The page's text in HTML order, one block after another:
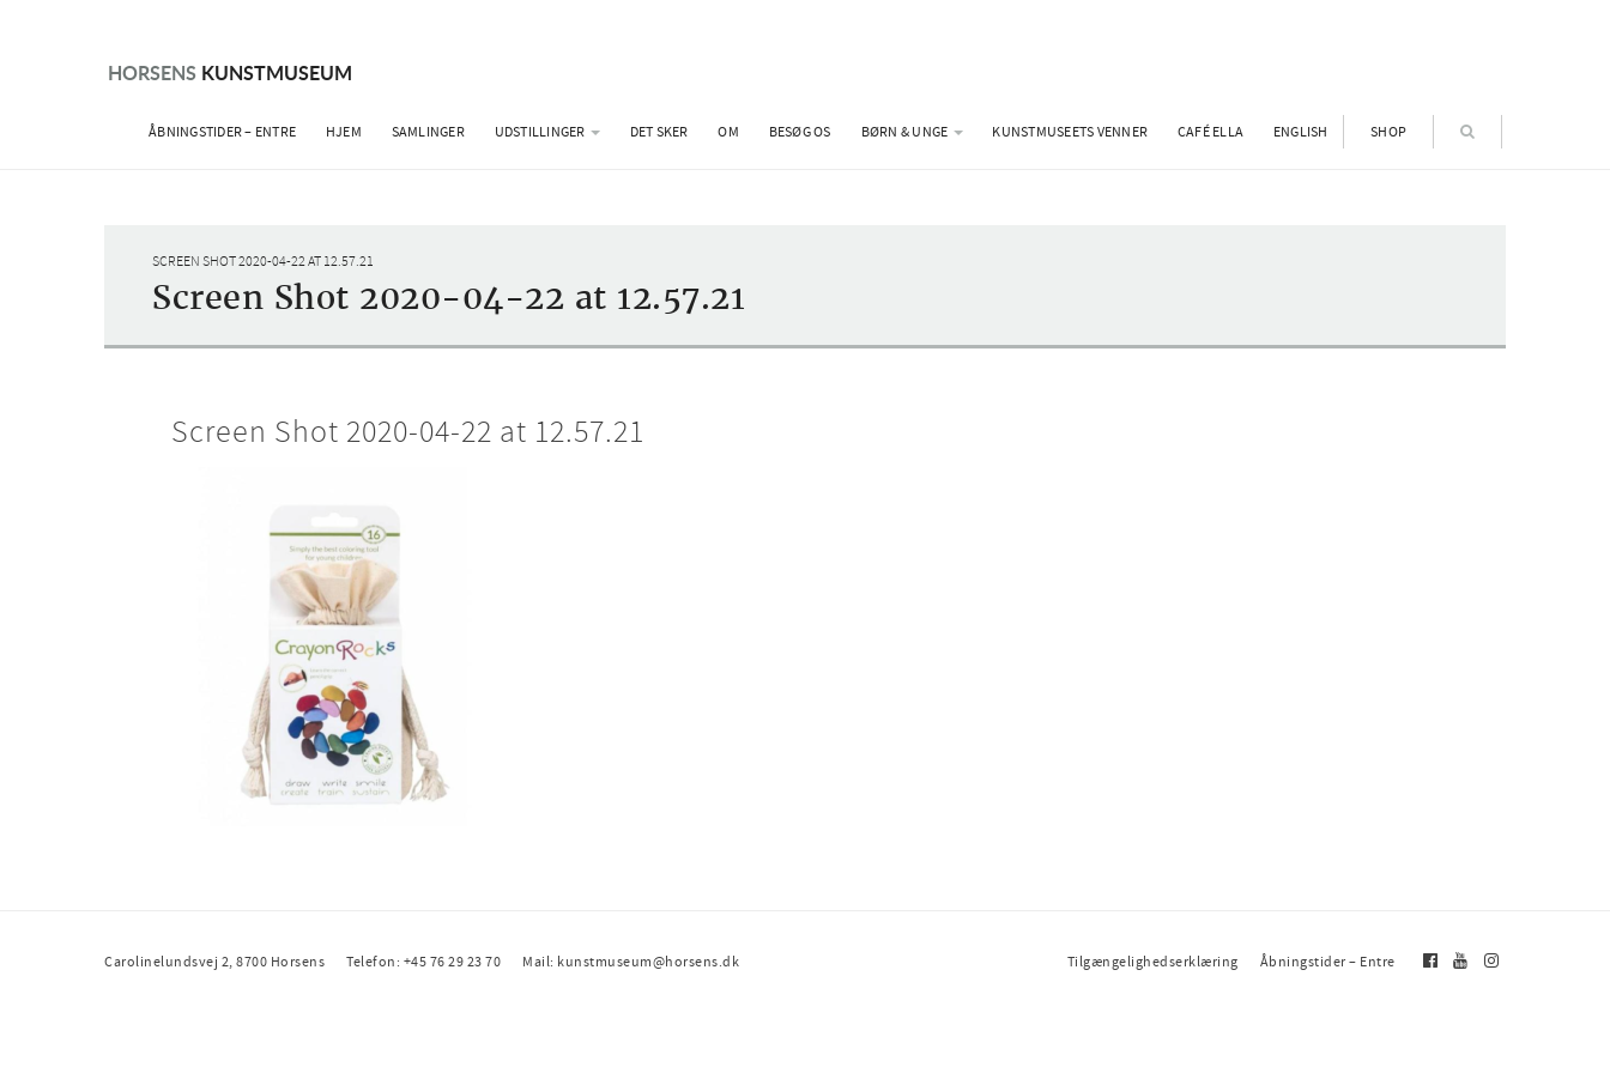
HORSENS KUNSTMUSEUM
ÅBNINGSTIDER – ENTRE HJEM SAMLINGER UDSTILLINGER DET SKER OM BESØG OS BØRN & UNGE KUNSTMUSEETS VENNER CAFÉ ELLA ENGLISH SHOP
SCREEN SHOT 2020-04-22 AT 12.57.21
Screen Shot 2020-04-22 at 12.57.21
Screen Shot 2020-04-22 at 12.57.21
Tilgængelighedserklæring Åbningstider – Entre
Carolinelundsvej 2, 8700 Horsens Telefon: +45 76 29 23 70 Mail: kunstmuseum@horsens.dk